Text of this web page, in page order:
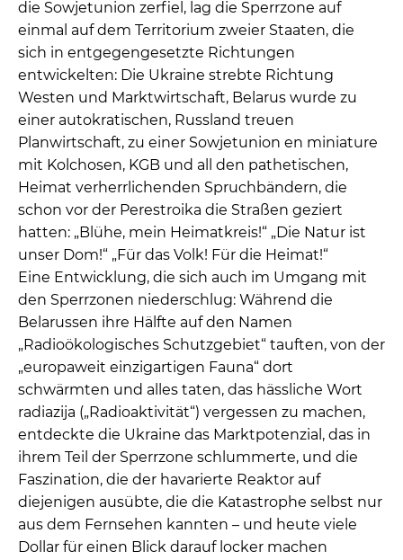
die Sowjetunion zerfiel, lag die Sperrzone auf
einmal auf dem Territorium zweier Staaten, die
sich in entgegengesetzte Richtungen
entwickelten: Die Ukraine strebte Richtung
Westen und Marktwirtschaft, Belarus wurde zu
einer autokratischen, Russland treuen
Planwirtschaft, zu einer Sowjetunion en miniature
mit Kolchosen, KGB und all den pathetischen,
Heimat verherrlichenden Spruchbändern, die
schon vor der Perestroika die Straßen geziert
hatten: „Blühe, mein Heimatkreis!“ „Die Natur ist
unser Dom!“ „Für das Volk! Für die Heimat!“
Eine Entwicklung, die sich auch im Umgang mit
den Sperrzonen niederschlug: Während die
Belarussen ihre Hälfte auf den Namen
„Radioökologisches Schutzgebiet“ tauften, von der
„europaweit einzigartigen Fauna“ dort
schwärmten und alles taten, das hässliche Wort
radiazija („Radioaktivität“) vergessen zu machen,
entdeckte die Ukraine das Marktpotenzial, das in
ihrem Teil der Sperrzone schlummerte, und die
Faszination, die der havarierte Reaktor auf
diejenigen ausübte, die die Katastrophe selbst nur
aus dem Fernsehen kannten – und heute viele
Dollar für einen Blick darauf locker machen